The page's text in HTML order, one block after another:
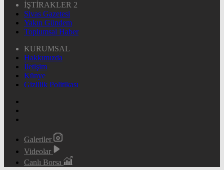
İŞTİRAKLER 2
Sivas Gazetesi
Yakın Gündem
Toplumsal Haber
KURUMSAL
Hakkımızda
İletişim
Künye
Gizlilik Politikası
Galeriler
Videolar
Canlı Borsa